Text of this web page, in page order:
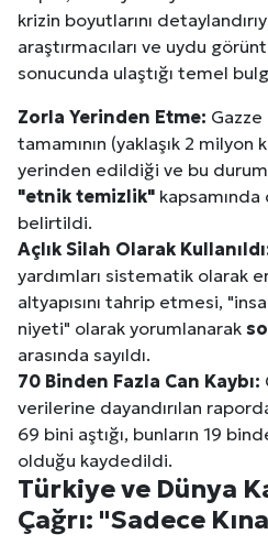
krizin boyutlarını
araştırmacıları ve uydu
sonucunda ulaştığı temel
Zorla Yerinden Etme: Gazze
tamamının (yaklaşık 2
yerinden edildiği ve bu
"etnik temizlik"
belirtildi.
Açlık Silah Olarak
yardımları sistematik olarak
altyapısını tahrip etmesi,
niyeti" olarak yorumlanarak
arasında sayıldı.
70 Binden Fazla Can Kaybı:
verilerine dayandırılan
69 bini aştığı, bunların 19
olduğu kaydedildi.
Türkiye ve Dünya
Çağrı: "Sadece